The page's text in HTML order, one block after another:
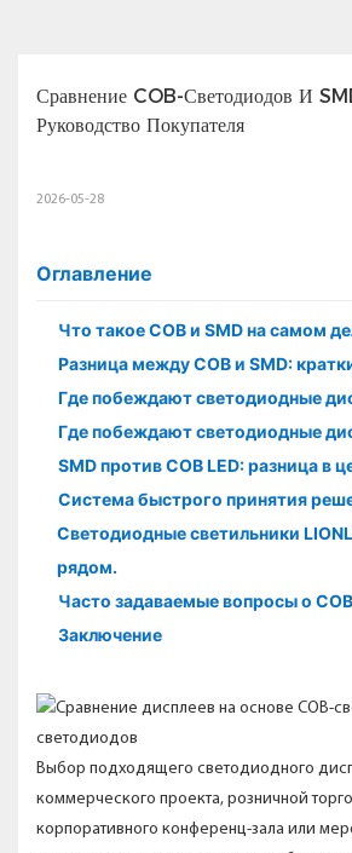
Сравнение COB-Светодиодов И
Руководство Покупателя
2026-05-28
Оглавление
Что такое COB и SMD на самом
Разница между COB и SMD:
Где побеждают светодиодные
Где побеждают светодиодные
SMD против COB LED: разница в
Система быстрого принятия
Светодиодные светильники
рядом.
Часто задаваемые вопросы о
Заключение
Выбор подходящего светодиодного
коммерческого проекта, розничной
корпоративного конференц-зала или